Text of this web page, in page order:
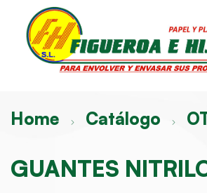
Home Catálogo
GUANTES